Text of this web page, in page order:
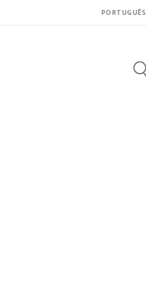
PORTUGUÊS
Search